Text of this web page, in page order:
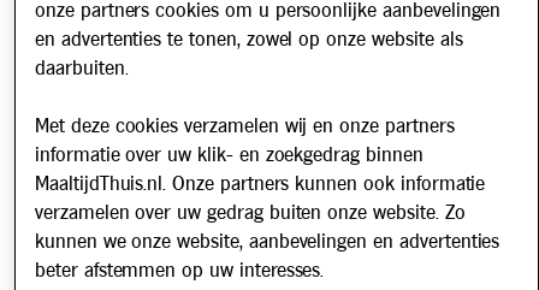
Over ons
Werken bij
Nieuwsbrief
Schrijf u in voor onze nieuwsbrief en blijf op de hoogte van
updates over Maaltijd Thuis!
E-mailadres
onze partners cookies om u persoonlijke aanbevelingen
en advertenties te tonen, zowel op onze website als
daarbuiten.
Met deze cookies verzamelen wij en onze partners
informatie over uw klik- en zoekgedrag binnen
MaaltijdThuis.nl. Onze partners kunnen ook informatie
verzamelen over uw gedrag buiten onze website. Zo
kunnen we onze website, aanbevelingen en advertenties
beter afstemmen op uw interesses.